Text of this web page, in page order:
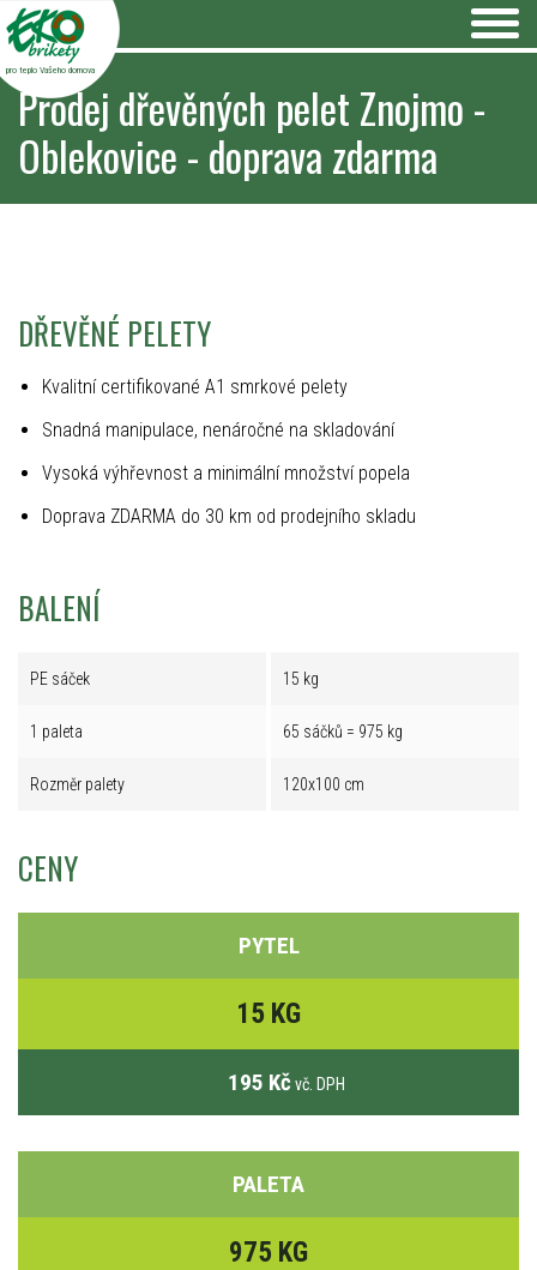
pro teplo Vašeho domova
Prodej dřevěných pelet Znojmo -
Oblekovice - doprava zdarma
DŘEVĚNÉ PELETY
Kvalitní certifikované A1 smrkové pelety
Snadná manipulace, nenáročné na skladování
Vysoká výhřevnost a minimální množství popela
Doprava ZDARMA do 30 km od prodejního skladu
BALENÍ
PE sáček 15 kg
1 paleta 65 sáčků = 975 kg
Rozměr palety 120x100 cm
CENY
PYTEL
15 KG
195 Kč vč. DPH
PALETA
975 KG